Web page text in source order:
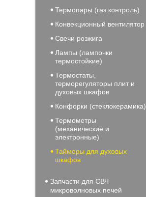
Термопары (газ контроль)
Конвекционный вентилятор
Свечи розжига
Лампы (лампочки
термостойкие)
Термостаты,
терморегуляторы плит и
духовых шкафов
Конфорки (стеклокерамика)
Термометры
(механические и
электронные)
Таймеры для духовых
шкафов
Запчасти для СВЧ
микроволновых печей